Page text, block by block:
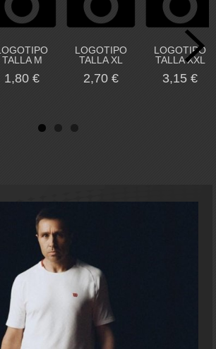
TALLA M
1,80 €
LOGOTIPO
TALLA XL
2,70 €
LOGOTIPO
TALLA XXL
3,15 €